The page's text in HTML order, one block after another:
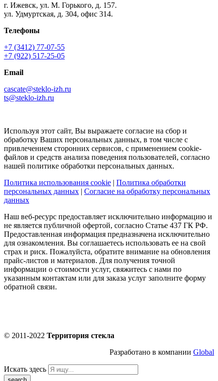
г. Ижевск, ул. М. Горького, д. 157.
ул. Удмуртская, д. 304, офис 314.
Телефоны
+7 (3412) 77-07-55
+7 (922) 517-25-05
Email
cascate@steklo-izh.ru
ts@steklo-izh.ru
Используя этот сайт, Вы выражаете согласие на сбор и
обработку Ваших персональных данных, в том числе с
привлечением сторонних сервисов, с применением cookie-
файлов и средств анализа поведения пользователей, согласно
нашей политике обработки персональных данных.
Политика использования cookie | Политика обработки
персональных данных | Согласие на обработку персональных
данных
Наш веб-ресурс предоставляет исключительно информацию и
не является публичной офертой, согласно Статье 437 ГК РФ.
Предоставленная информация предназначена исключительно
для ознакомления. Вы соглашаетесь использовать ее на свой
страх и риск. Пожалуйста, обратите внимание на обновления
прайс-листов и материалов. Для получения точной
информации о стоимости услуг, свяжитесь с нами по
указанным контактам или для заказа услуг заполните форму
обратной связи.
© 2011-2022 Территория стекла
Разработано в компании Global
Искать здесь